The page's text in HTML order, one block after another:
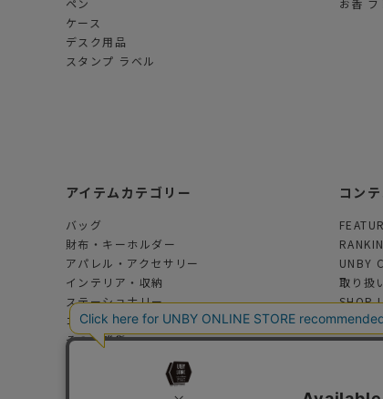
ケース
デスク用品
スタンプ ラベル
アイテムカテゴリー
バッグ
財布・キーホルダー
アパレル・アクセサリー
インテリア・収納
ステーショナリー
コスメ・フレグランス
その他雑貨
コン
UNBY
取り扱
SHOP